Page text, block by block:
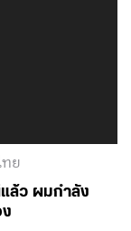
ย
ล้ว ผมกำลัง